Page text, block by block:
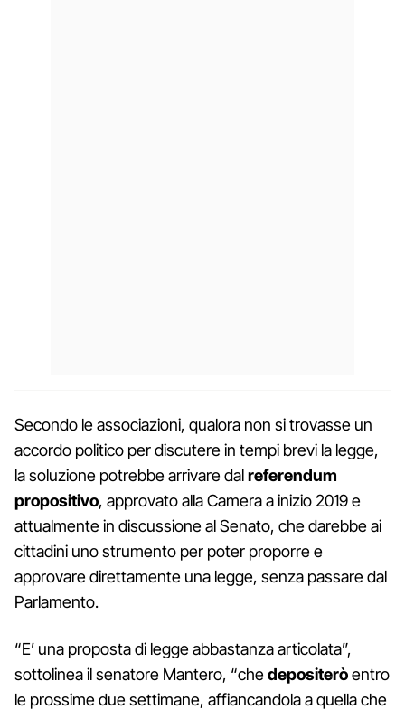
Secondo le associazioni, qualora non si trovasse un
accordo politico per discutere in tempi brevi la legge,
la soluzione potrebbe arrivare dalreferendum
propositivo, approvato alla Camera a inizio 2019 e
attualmente in discussione al Senato, che darebbe ai
cittadini uno strumento per poter proporre e
approvare direttamente una legge, senza passare dal
Parlamento.
“E’ una proposta di legge abbastanza articolata”,
sottolinea il senatore Mantero, “chedepositeròentro
le prossime due settimane, affiancandola a quella che